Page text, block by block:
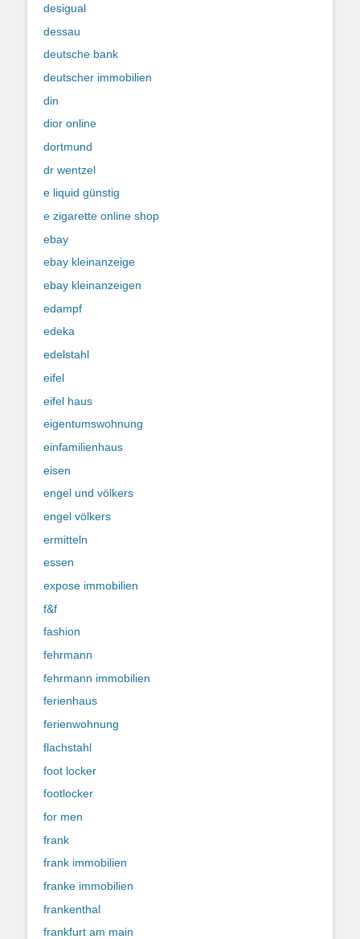
desigual
dessau
deutsche bank
deutscher immobilien
din
dior online
dortmund
dr wentzel
e liquid günstig
e zigarette online shop
ebay
ebay kleinanzeige
ebay kleinanzeigen
edampf
edeka
edelstahl
eifel
eifel haus
eigentumswohnung
einfamilienhaus
eisen
engel und völkers
engel völkers
ermitteln
essen
expose immobilien
f&f
fashion
fehrmann
fehrmann immobilien
ferienhaus
ferienwohnung
flachstahl
foot locker
footlocker
for men
frank
frank immobilien
franke immobilien
frankenthal
frankfurt am main